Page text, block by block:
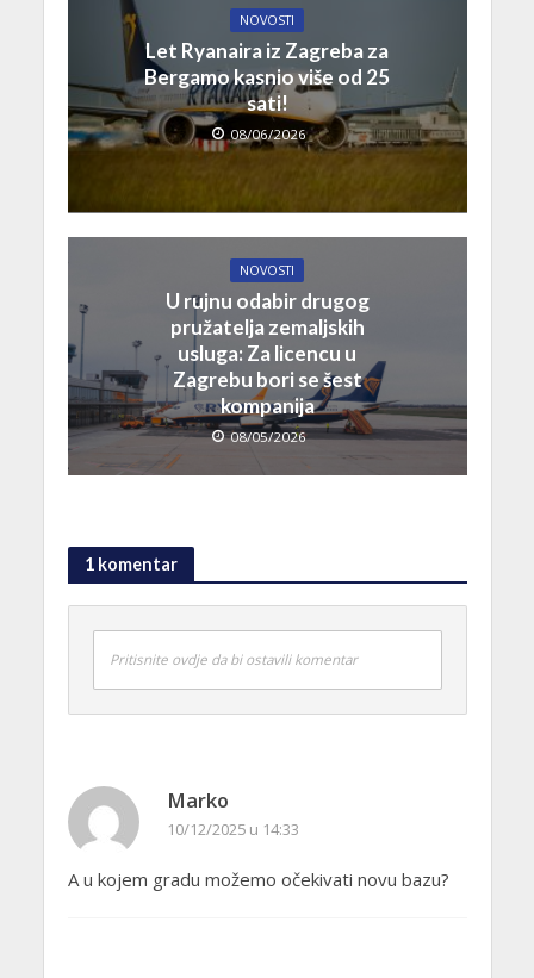
NOVOSTI
Let Ryanaira iz Zagreba za
Bergamo kasnio više od 25
sati!
08/06/2026
NOVOSTI
U rujnu odabir drugog
pružatelja zemaljskih
usluga: Za licencu u
Zagrebu bori se šest
kompanija
08/05/2026
1 komentar
Pritisnite ovdje da bi ostavili komentar
Marko
10/12/2025 u 14:33
A u kojem gradu možemo očekivati novu bazu?